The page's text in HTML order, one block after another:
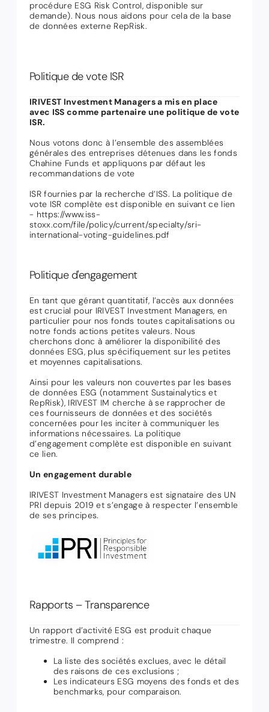
procédure ESG Risk Control, disponible sur
demande). Nous nous aidons pour cela de la base
de données externe RepRisk.
Politique de vote ISR
IRIVEST Investment Managers a mis en place
avec ISS comme partenaire une politique de vote
ISR.
Nous votons donc à l’ensemble des assemblées
générales des entreprises détenues dans les fonds
Chahine Funds et appliquons par défaut les
recommandations de vote
ISR fournies par la recherche d’ISS. La politique de
vote ISR complète est disponible en suivant ce lien
- https://www.iss-
stoxx.com/file/policy/current/specialty/sri-
international-voting-guidelines.pdf
Politique d'engagement
En tant que gérant quantitatif, l’accès aux données
est crucial pour IRIVEST Investment Managers, en
particulier pour nos fonds toutes capitalisations ou
notre fonds actions petites valeurs. Nous
cherchons donc à améliorer la disponibilité des
données ESG, plus spécifiquement sur les petites
et moyennes capitalisations.
Ainsi pour les valeurs non couvertes par les bases
de données ESG (notamment Sustainalytics et
RepRisk), IRIVEST IM cherche à se rapprocher de
ces fournisseurs de données et des sociétés
concernées pour les inciter à communiquer les
informations nécessaires. La politique
d’engagement complète est disponible en suivant
ce lien.
Un engagement durable
IRIVEST Investment Managers est signataire des UN
PRI depuis 2019 et s’engage à respecter l’ensemble
de ses principes.
Rapports – Transparence
Un rapport d’activité ESG est produit chaque
trimestre. Il comprend :
La liste des sociétés exclues, avec le détail
des raisons de ces exclusions ;
Les indicateurs ESG moyens des fonds et des
benchmarks, pour comparaison.